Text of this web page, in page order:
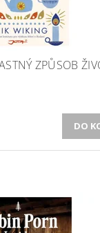
ZPŮSOB